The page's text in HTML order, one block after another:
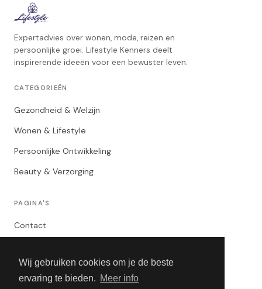
Wij gebruiken cookies om je de beste
ervaring te bieden. Meer info
Expertadvies over wonen, mode, reizen en
persoonlijke groei. Lifestyle Kenners deelt
inspirerende ideeën voor een bewuster leven.
CATEGORIEËN
Gezondheid & Welzijn
Wonen & Lifestyle
Persoonlijke Ontwikkeling
Beauty & Verzorging
PAGINA'S
Contact
Algemene Voorwaarden